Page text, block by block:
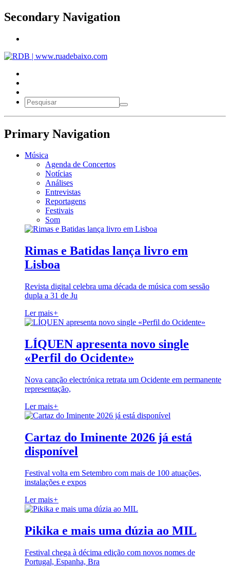
Secondary Navigation
Primary Navigation
Música
Agenda de Concertos
Notícias
Análises
Entrevistas
Reportagens
Festivais
Som
Rimas e Batidas lança livro em
Lisboa
Revista digital celebra uma década de música com sessão
dupla a 31 de Ju
Ler mais+
LÍQUEN apresenta novo single
«Perfil do Ocidente»
Nova canção electrónica retrata um Ocidente em permanente
representação,
Ler mais+
Cartaz do Iminente 2026 já está
disponível
Festival volta em Setembro com mais de 100 atuações,
instalações e expos
Ler mais+
Pikika e mais uma dúzia ao MIL
Festival chega à décima edição com novos nomes de
Portugal, Espanha, Bra